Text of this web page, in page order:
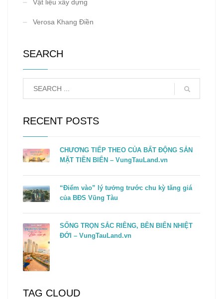
Vật liệu xây dựng
Verosa Khang Điền
SEARCH
RECENT POSTS
CHƯƠNG TIẾP THEO CỦA BẤT ĐỘNG SẢN
MẶT TIỀN BIỂN – VungTauLand.vn
“Điểm vào” lý tưởng trước chu kỳ tăng giá
của BĐS Vũng Tàu
SỐNG TRỌN SẮC RIÊNG, BÊN BIỂN NHIỆT
ĐỚI – VungTauLand.vn
TAG CLOUD